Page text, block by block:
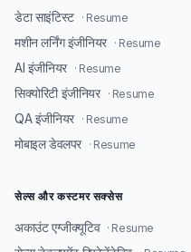
डेटा साइंटिस्ट · Resume
मशीन लर्निंग इंजीनियर · Resume
AI इंजीनियर · Resume
सिक्योरिटी इंजीनियर · Resume
QA इंजीनियर · Resume
मोबाइल डेवलपर · Resume
सेल्स और कस्टमर सक्सेस
अकाउंट एग्जीक्यूटिव · Resume